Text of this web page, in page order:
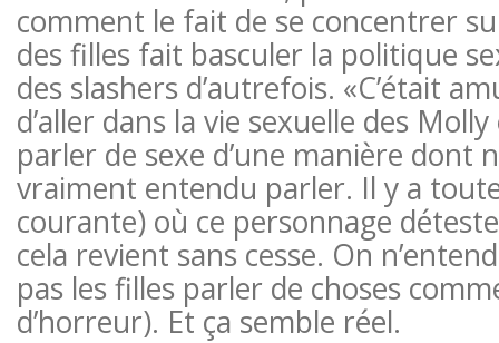
comment le fait de se concentrer
des filles fait basculer la politique
des slashers d’autrefois. «C’était
d’aller dans la vie sexuelle des
parler de sexe d’une manière dont
vraiment entendu parler. Il y a
courante) où ce personnage
cela revient sans cesse. On
pas les filles parler de choses
d’horreur). Et ça semble réel.